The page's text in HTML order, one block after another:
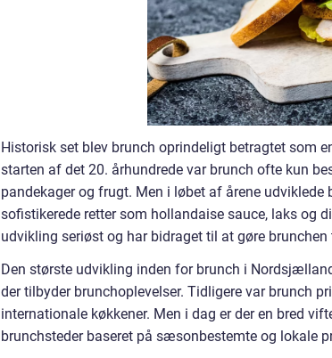
Historisk set blev brunch oprindeligt betragtet som
starten af det 20. århundrede var brunch ofte kun
pandekager og frugt. Men i løbet af årene
sofistikerede retter som hollandaise sauce, laks og
udvikling seriøst og har bidraget til at gøre
Den største udvikling inden for brunch i
der tilbyder brunchoplevelser. Tidligere var brunch
internationale køkkener. Men i dag er der en bred
brunchsteder baseret på sæsonbestemte og lokale